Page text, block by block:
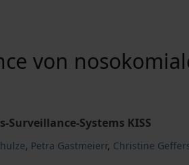
von
Systems KISS
, Petra Gastmeierr, Christine